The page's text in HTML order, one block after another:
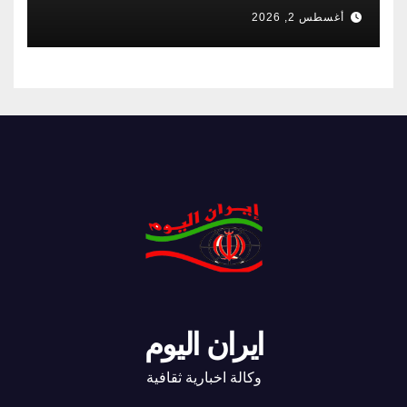
أغسطس 2, 2026
ايران اليوم
وكالة اخبارية ثقافية